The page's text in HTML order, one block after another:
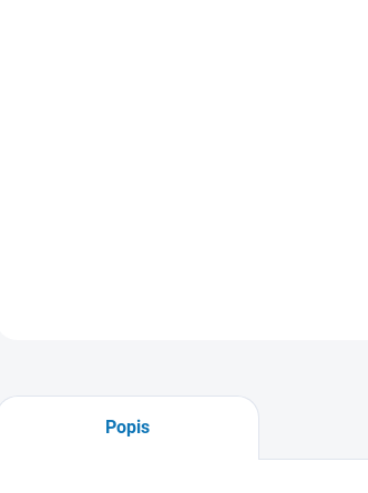
Popis